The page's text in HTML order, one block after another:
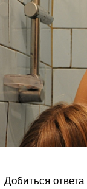
Добиться